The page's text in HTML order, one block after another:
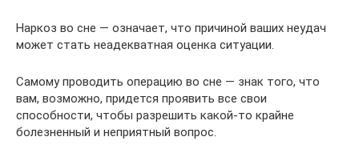
Наркоз во сне — означает, что причиной ваших неудач
может стать неадекватная оценка ситуации.
Самому проводить операцию во сне — знак того, что
вам, возможно, придется проявить все свои
способности, чтобы разрешить какой-то крайне
болезненный и неприятный вопрос.